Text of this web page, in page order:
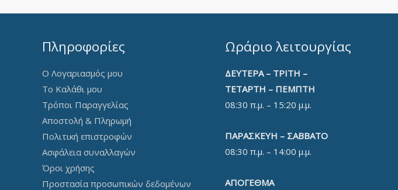
Πληροφορίες
Ο Λογαριασμός μου
Το Καλάθι μου
Τρόποι Παραγγελίας
Αποστολή & Πληρωμή
Πολιτική επιστροφών
Ασφάλεια συναλλαγών
Όροι χρήσης
Προστασία προσωπικών δεδομένων
Ωράριο λειτουργίας
ΔΕΥΤΕΡΑ – ΤΡΙΤΗ –
ΤΕΤΑΡΤΗ – ΠΕΜΠΤΗ
08:30 π.μ. – 15:20 μ.μ.
ΠΑΡΑΣΚΕΥΗ – ΣΑΒΒΑΤΟ
08:30 π.μ. – 14:00 μ.μ.
ΑΠΟΓΕΘΜΑ